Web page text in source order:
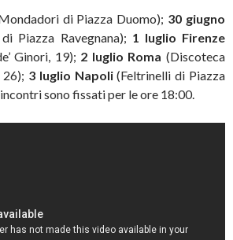
di Piazza Duomo); 30 giugno
Piazza Ravegnana); 1 luglio Firenze
Ginori, 19); 2 luglio Roma (Discoteca
3 luglio Napoli(Feltrinelli di Piazza
sono fissati per le ore 18:00.